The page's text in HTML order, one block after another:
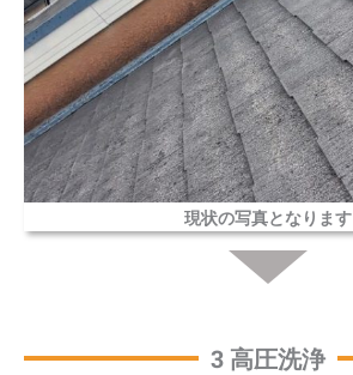
現状の写真となります
3 高圧洗浄